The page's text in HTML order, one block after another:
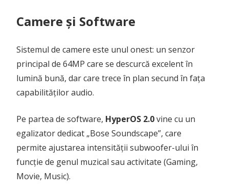
Camere și Software
Sistemul de camere este unul onest: un senzor
principal de 64MP care se descurcă excelent în
lumină bună, dar care trece în plan secund în fața
capabilităților audio.
Pe partea de software, HyperOS 2.0vine cu un
egalizator dedicat „Bose Soundscape”, care
permite ajustarea intensității subwoofer-ului în
funcție de genul muzical sau activitate (Gaming,
Movie, Music).